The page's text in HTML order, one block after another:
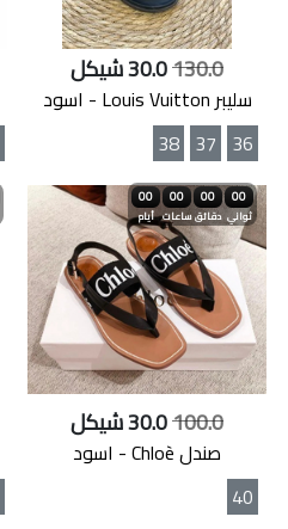
130.0
سليبر Louis Vuitton - اسود
36
37
38
00
أيام
00
ساعات
00
دقائق
00
ثواني
100.0
صندل Chloè - اسود
40